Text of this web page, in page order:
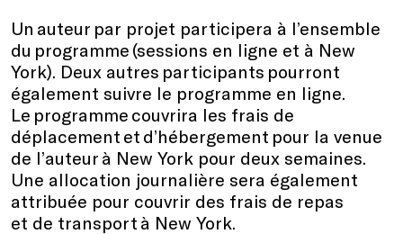
Un auteur par projet participera à l’ensemble
du programme (sessions en ligne et à New
York). Deux autres participants pourront
également suivre le programme en ligne.
Le programme couvrira les frais de
déplacement et d’hébergement pour la venue
de l’auteur à New York pour deux semaines.
Une allocation journalière sera également
attribuée pour couvrir des frais de repas
et de transport à New York.